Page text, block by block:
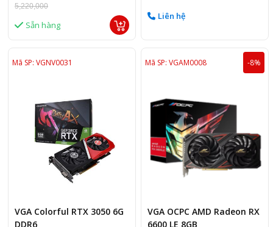
5,220,000
Sẵn hàng
Liên hệ
Mã SP: VGNV0031
VGA Colorful RTX 3050 6G
DDR6
Mã SP: VGAM0008 -8%
VGA OCPC AMD Radeon RX
6600 LE 8GB